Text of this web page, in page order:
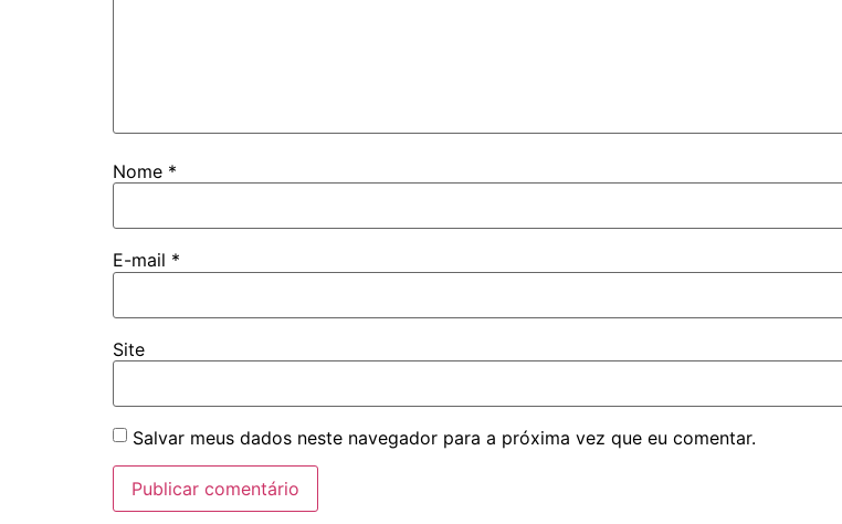
Nome *
E-mail *
Site
Salvar meus dados neste navegador para a próxima vez que eu comentar.